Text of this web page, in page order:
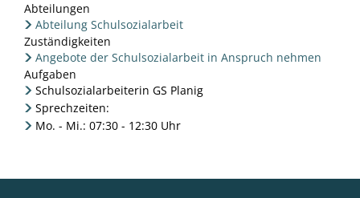
Abteilungen
Abteilung Schulsozialarbeit
Zuständigkeiten
Angebote der Schulsozialarbeit in Anspruch nehmen
Aufgaben
Schulsozialarbeiterin GS Planig
Sprechzeiten:
Mo. - Mi.: 07:30 - 12:30 Uhr